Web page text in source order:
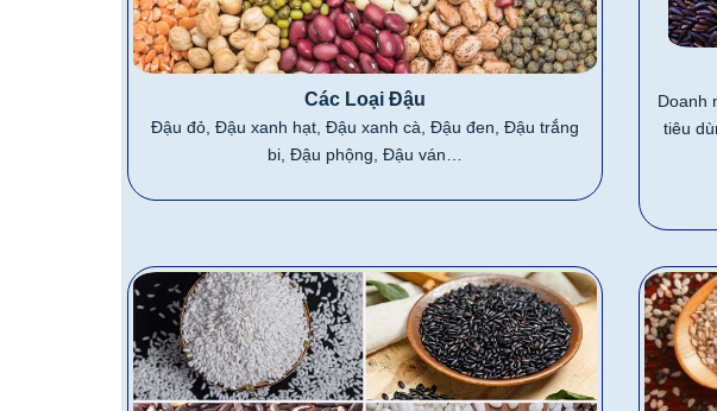
Các Loại Đậu
Đậu đỏ, Đậu xanh hạt, Đậu xanh cà, Đậu đen, Đậu trắng
bi, Đậu phộng, Đậu ván…
Doanh
tiêu